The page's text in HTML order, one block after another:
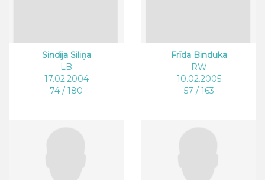
Sindija Siliņa
LB
17.02.2004
74 / 180
Frīda Binduka
RW
10.02.2005
57 / 163